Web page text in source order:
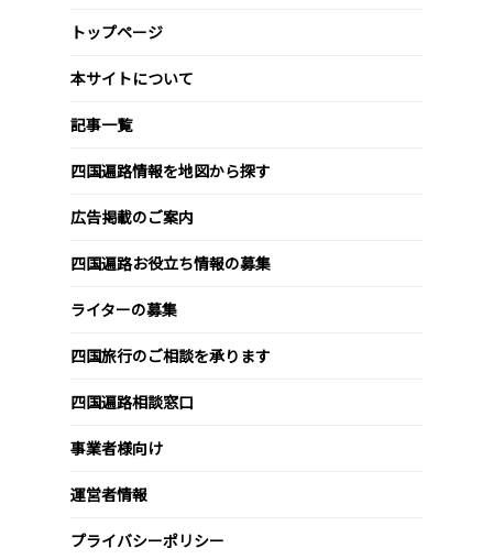
トップページ
本サイトについて
記事一覧
四国遍路情報を地図から探す
広告掲載のご案内
四国遍路お役立ち情報の募集
ライターの募集
四国旅行のご相談を承ります
四国遍路相談窓口
事業者様向け
運営者情報
プライバシーポリシー